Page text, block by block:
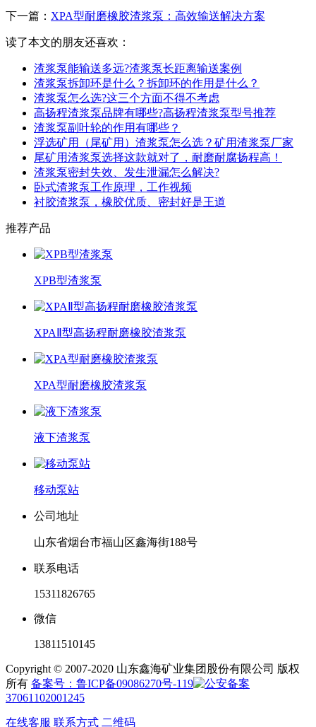
下一篇： XPA型耐磨橡胶渣浆泵：高效输送解决方案
读了本文的朋友还喜欢：
渣浆泵能输送多远?渣浆泵长距离输送案例
渣浆泵拆卸环是什么？拆卸环的作用是什么？
渣浆泵怎么选?这三个方面不得不考虑
高扬程渣浆泵品牌有哪些?高扬程渣浆泵型号推荐
渣浆泵副叶轮的作用有哪些？
浮选矿用（尾矿用）渣浆泵怎么选？矿用渣浆泵厂家
尾矿用渣浆泵选择这款就对了，耐磨耐腐扬程高！
渣浆泵密封失效、发生泄漏怎么解决?
卧式渣浆泵工作原理，工作视频
衬胶渣浆泵，橡胶优质、密封好是王道
推荐产品
XPB型渣浆泵
XPAⅡ型高扬程耐磨橡胶渣浆泵
XPA型耐磨橡胶渣浆泵
液下渣浆泵
移动泵站
公司地址
山东省烟台市福山区鑫海街188号
联系电话
15311826765
微信
13811510145
Copyright © 2007-2020 山东鑫海矿业集团股份有限公司 版权
所有 备案号：鲁ICP备09086270号-119
37061102001245
在线客服 联系方式 二维码